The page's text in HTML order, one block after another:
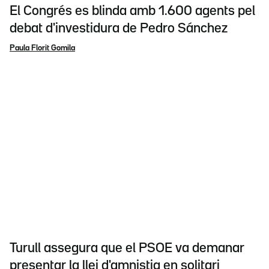
El Congrés es blinda amb 1.600 agents pel
debat d'investidura de Pedro Sánchez
Paula Florit Gomila
Turull assegura que el PSOE va demanar
presentar la llei d'amnistia en solitari